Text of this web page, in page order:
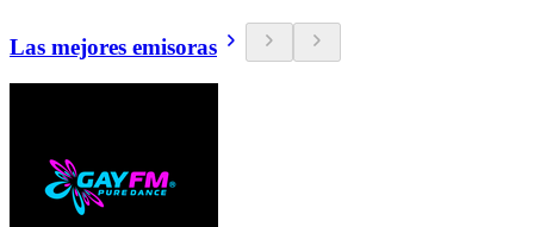
Las mejores emisoras